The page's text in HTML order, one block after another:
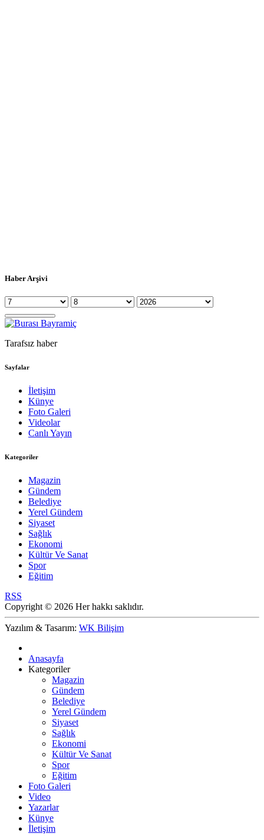
Haber Arşivi
Tarafsız haber
Sayfalar
İletişim
Künye
Foto Galeri
Videolar
Canlı Yayın
Kategoriler
Magazin
Gündem
Belediye
Yerel Gündem
Siyaset
Sağlık
Ekonomi
Kültür Ve Sanat
Spor
Eğitim
RSS
Copyright © 2026 Her hakkı saklıdır.
Yazılım & Tasarım: WK Bilişim
Anasayfa
Kategoriler
Magazin
Gündem
Belediye
Yerel Gündem
Siyaset
Sağlık
Ekonomi
Kültür Ve Sanat
Spor
Eğitim
Foto Galeri
Video
Yazarlar
Künye
İletişim